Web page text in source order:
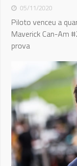
05/11/2020
Piloto venceu a
Maverick Can-Am
prova